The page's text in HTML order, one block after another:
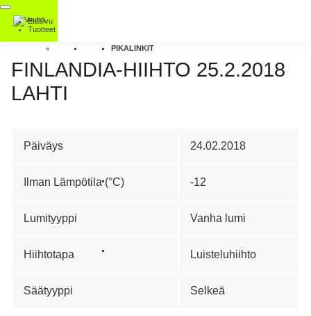
Etusivu
Tuotteet
PIKALINKIT
FINLANDIA-HIIHTO 25.2.2018
LAHTI
Päiväys 24.02.2018
Ilman Lämpötila (°C) -12
Lumityyppi Vanha lumi
Hiihtotapa Luisteluhiihto
Säätyyppi Selkeä